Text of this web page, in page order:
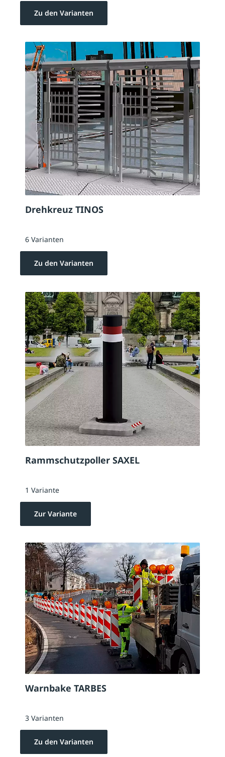
Zu den Varianten
Drehkreuz TINOS
6 Varianten
Zu den Varianten
Rammschutzpoller SAXEL
1 Variante
Zur Variante
Warnbake TARBES
3 Varianten
Zu den Varianten